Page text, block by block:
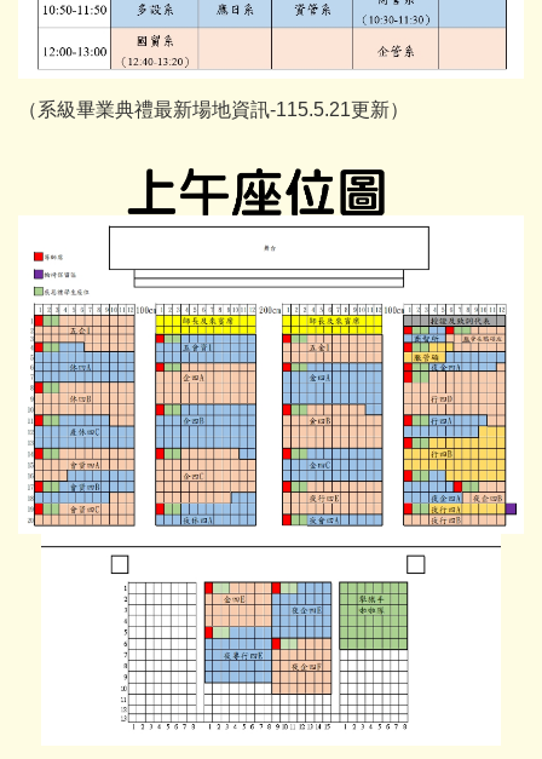
（系級畢業典禮最新場地資訊-115.5.21更新）